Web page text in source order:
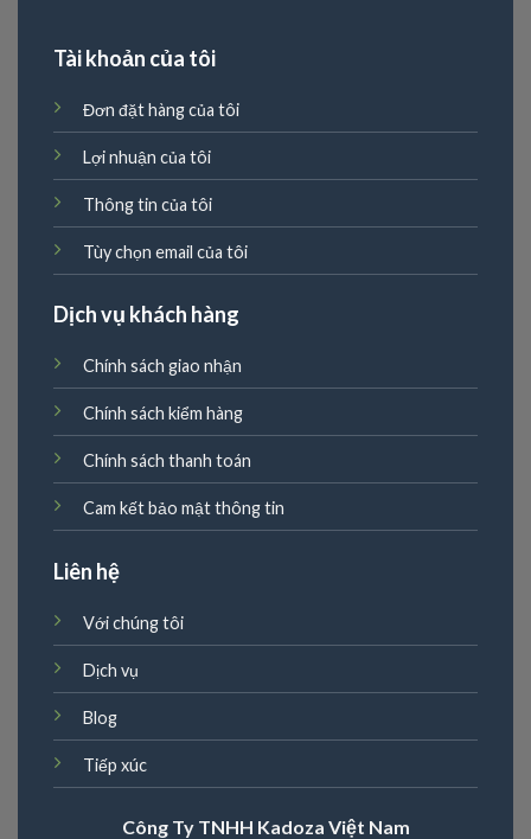
Tài khoản của tôi
Đơn đặt hàng của tôi
Lợi nhuận của tôi
Thông tin của tôi
Tùy chọn email của tôi
Dịch vụ khách hàng
Chính sách giao nhận
Chính sách kiểm hàng
Chính sách thanh toán
Cam kết bảo mật thông tin
Liên hệ
Với chúng tôi
Dịch vụ
Blog
Tiếp xúc
Công Ty TNHH Kadoza Việt Nam